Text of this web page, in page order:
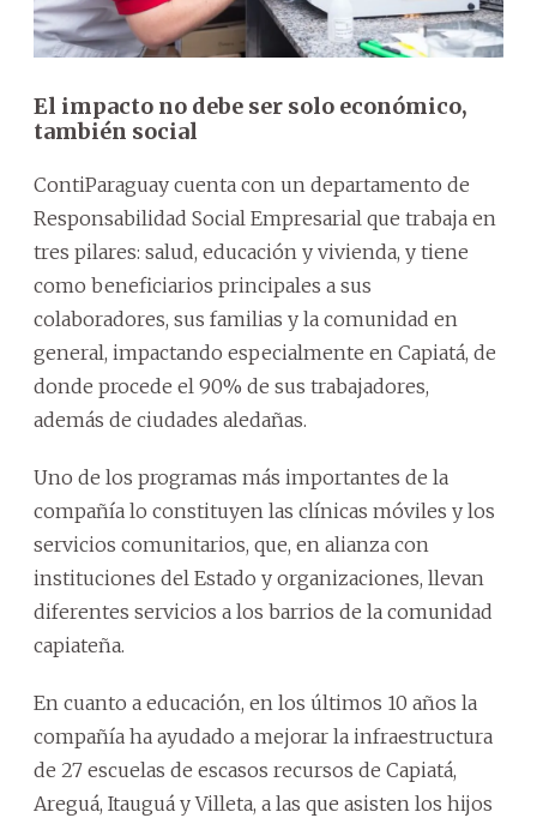
El impacto no debe ser solo económico,
también social
ContiParaguay cuenta con un departamento de
Responsabilidad Social Empresarial que trabaja en
tres pilares: salud, educación y vivienda, y tiene
como beneficiarios principales a sus
colaboradores, sus familias y la comunidad en
general, impactando especialmente en Capiatá, de
donde procede el 90% de sus trabajadores,
además de ciudades aledañas.
Uno de los programas más importantes de la
compañía lo constituyen las clínicas móviles y los
servicios comunitarios, que, en alianza con
instituciones del Estado y organizaciones, llevan
diferentes servicios a los barrios de la comunidad
capiateña.
En cuanto a educación, en los últimos 10 años la
compañía ha ayudado a mejorar la infraestructura
de 27 escuelas de escasos recursos de Capiatá,
Areguá, Itauguá y Villeta, a las que asisten los hijos